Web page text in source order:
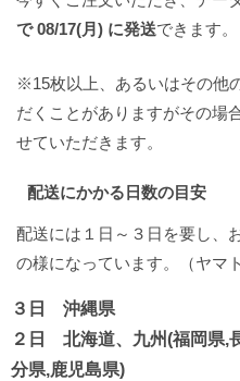
で 08/17(月) に発送できます。
※15枚以上、あるいはその他
だくことがありますがその場
せていただきます。
配送にかかる日数の目安
配送には１日～３日を要し、
の様になっています。（ヤマ
３日 沖縄県
２日 北海道、九州(福岡県,
分県,鹿児島県)